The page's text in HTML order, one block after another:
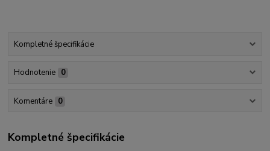
Kompletné špecifikácie
Hodnotenie 0
Komentáre 0
Kompletné špecifikácie